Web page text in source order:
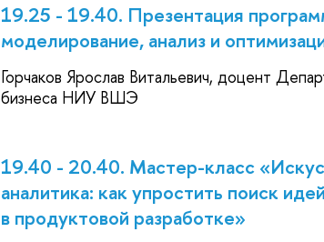
19.25 - 19.40. Презентация
моделирование, анализ и
Горчаков Ярослав Витальевич, доцент
бизнеса НИУ ВШЭ
19.40 - 20.40. Мастер-класс
аналитика: как упростить поиск
в продуктовой разработке»